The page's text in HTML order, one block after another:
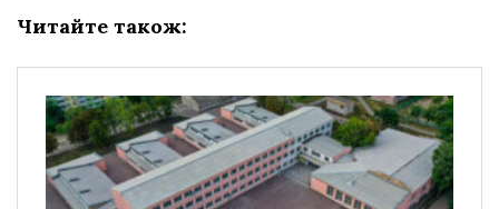
Читайте також: